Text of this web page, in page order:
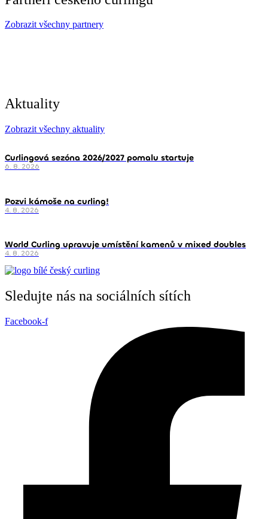
Zobrazit všechny partnery
Aktuality
Zobrazit všechny aktuality
Curlingová sezóna 2026/2027 pomalu startuje
6. 8. 2026
Pozvi kámoše na curling!
4. 8. 2026
World Curling upravuje umístění kamenů v mixed doubles
4. 8. 2026
Sledujte nás na sociálních sítích
Facebook-f